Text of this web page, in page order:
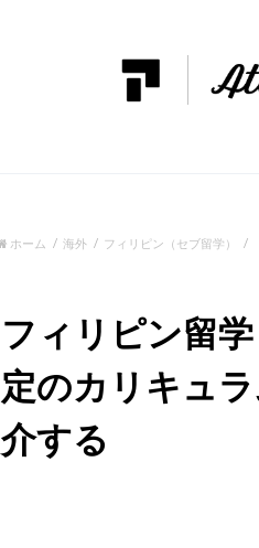
ホーム 海外 フィリピン（セブ留学）
フィリピン留
定のカリキュ
介する